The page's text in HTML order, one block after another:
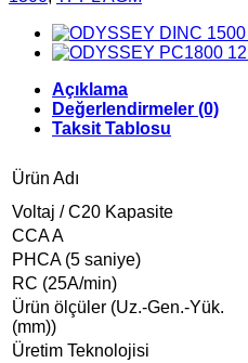
Açıklama
Değerlendirmeler (0)
Taksit Tablosu
Ürün Adı
Voltaj / C20 Kapasite
CCA A
PHCA (5 saniye)
RC (25A/min)
Ürün ölçüler (Uz.-Gen.-Yük.
(mm))
Üretim Teknolojisi